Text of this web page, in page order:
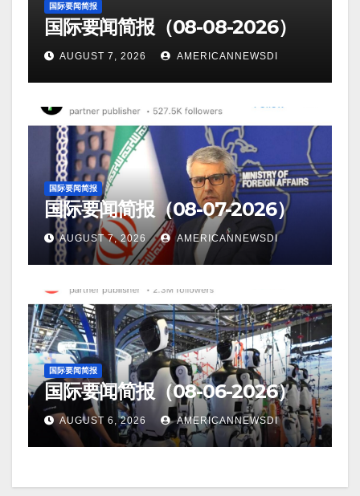
国际要闻简报
国际要闻简报（08-08-2026）
AUGUST 7, 2026 AMERICANNEWSDI
国际要闻简报
国际要闻简报（08-07-2026）
AUGUST 7, 2026 AMERICANNEWSDI
国际要闻简报
国际要闻简报（08-06-2026）
AUGUST 6, 2026 AMERICANNEWSDI